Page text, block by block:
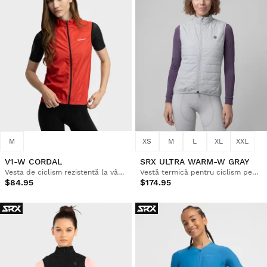
M
V1-W CORDAL
Vesta de ciclism rezistentă la vânt pentru femei
$84.95
XS M L XL XXL
SRX ULTRA WARM-W GRAY
Vestă termică pentru ciclism pentru femei
$174.95